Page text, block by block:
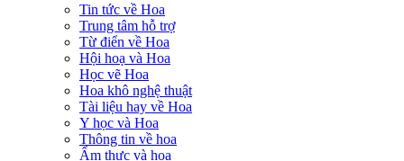
Tin tức về Hoa
Trung tâm hỗ trợ
Từ điển về Hoa
Hội hoạ và Hoa
Học vẽ Hoa
Hoa khô nghệ thuật
Tài liệu hay về Hoa
Y học và Hoa
Thông tin về hoa
Ẩm thực và hoa